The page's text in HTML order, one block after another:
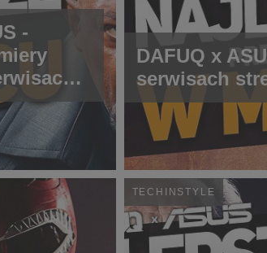
-
DAFUQ x
serwisach
TECHINSTYLE